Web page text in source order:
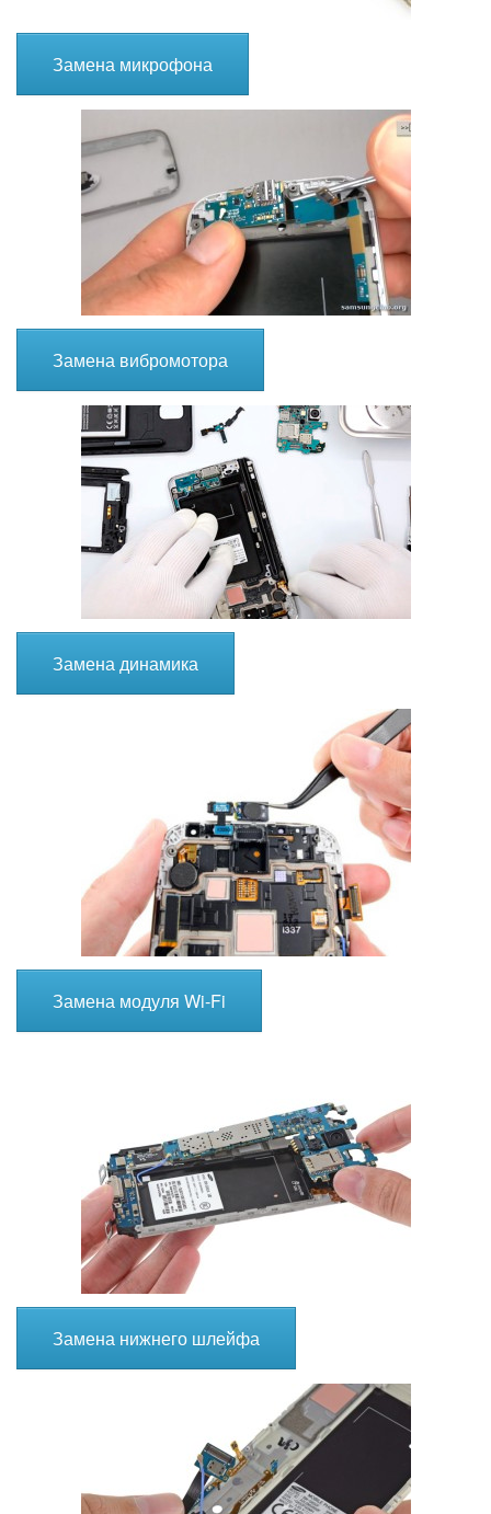
Замена микрофона
Замена вибромотора
Замена динамика
Замена модуля Wi-Fi
Замена нижнего шлейфа